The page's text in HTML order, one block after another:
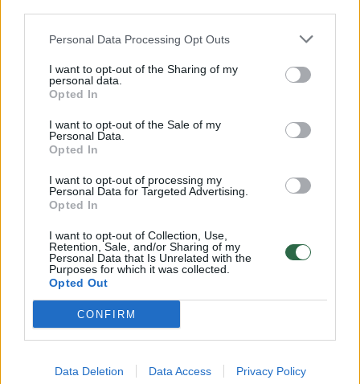
Personal Data Processing Opt Outs
I want to opt-out of the Sharing of my
personal data.
Opted In
I want to opt-out of the Sale of my
Personal Data.
Opted In
I want to opt-out of processing my
Personal Data for Targeted Advertising.
Opted In
I want to opt-out of Collection, Use,
Retention, Sale, and/or Sharing of my
Personal Data that Is Unrelated with the
Purposes for which it was collected.
Opted Out
CONFIRM
Data Deletion Data Access Privacy Policy
„Krispo“ įkūrėja ir vadovė K. Strolienė sako,
kad atstovauti vienam brangiausių prancūzų
prekių ženklui – didžiulė pergalė ir kartu
brangios žvakės, tai – meno kūriniai, kuriems
neabejingi meno gerbėjai, kolekcionieriai. Tai
šimto metų istoriją skaičiuojantis prekių
ženklas, kurio krištolinės žvakės gaminamos
rankomis, dekoruojamos auksu ir platina. Tai
tarsi relikvijos, perduodamos iš kartos į kartą,
šeimos židiniai. Todėl kaina ir yra kaip meno